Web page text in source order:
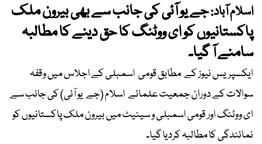
اسلام آباد:جے یو آئی کی جانب سے بھی بیرون ملک
پاکستانیوں کو ای ووٹنگ کا حق دینے کا مطالبہ
سامنے آ گیا۔
ایکسپریس نیوز کے مطابق قومی اسمبلی کے اجلاس میں وقفہ
سوالات کے دوران جمعیت علمائے اسلام (جے یو آئی) کی جانب سے
ای ووٹنگ اور قومی اسمبلی و سینیٹ میں بیرون ملک پاکستانیوں کو
نمائندگی کا مطالبہ کردیا گیا۔